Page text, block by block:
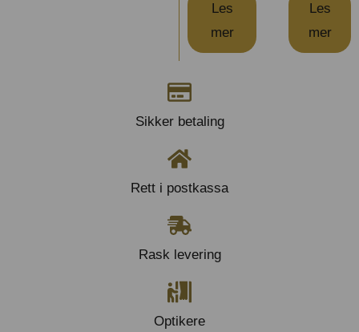
Les
mer
Les
mer
Sikker betaling
Rett i postkassa
Rask levering
Optikere